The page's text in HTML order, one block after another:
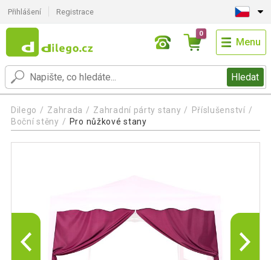
Přihlášení Registrace
Hledat
0
Menu
Dilego Zahrada Zahradní párty stany
Příslušenství
Boční stěny
Pro nůžkové stany